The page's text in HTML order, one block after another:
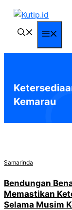
Langsung
Kemarau
Samarinda
Bendungan
Memastikan
Selama Musim